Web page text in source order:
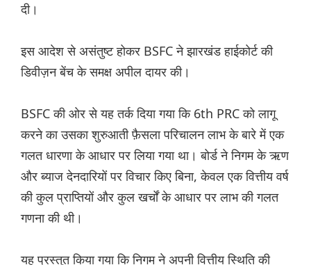
दी।
इस आदेश से असंतुष्ट होकर BSFC ने झारखंड हाईकोर्ट की
डिवीज़न बेंच के समक्ष अपील दायर की।
BSFC की ओर से यह तर्क दिया गया कि 6th PRC को लागू
करने का उसका शुरुआती फ़ैसला परिचालन लाभ के बारे में एक
गलत धारणा के आधार पर लिया गया था। बोर्ड ने निगम के ऋण
और ब्याज देनदारियों पर विचार किए बिना, केवल एक वित्तीय वर्ष
की कुल प्राप्तियों और कुल खर्चों के आधार पर लाभ की गलत
गणना की थी।
यह प्रस्तुत किया गया कि निगम ने अपनी वित्तीय स्थिति की